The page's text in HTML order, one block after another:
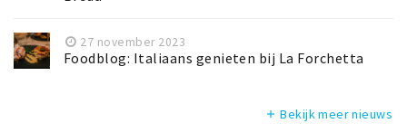
27 november 2023
Foodblog: Italiaans genieten bij La Forchetta
add Bekijk meer nieuws